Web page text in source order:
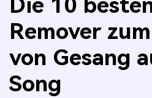
Die 10
Remover
von Gesang
Song